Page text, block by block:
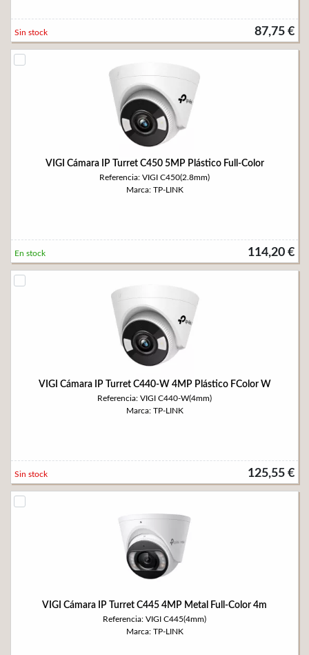
87,75 €
Sin stock
VIGI Cámara IP Turret C450 5MP Plástico Full-Color
Referencia: VIGI C450(2.8mm)
Marca: TP-LINK
114,20 €
En stock
VIGI Cámara IP Turret C440-W 4MP Plástico FColor W
Referencia: VIGI C440-W(4mm)
Marca: TP-LINK
125,55 €
Sin stock
VIGI Cámara IP Turret C445 4MP Metal Full-Color 4m
Referencia: VIGI C445(4mm)
Marca: TP-LINK